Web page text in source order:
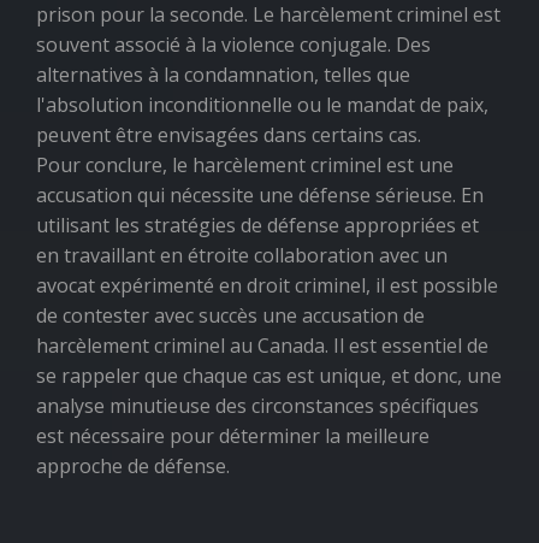
prison pour la seconde. Le harcèlement criminel est
souvent associé à la violence conjugale. Des
alternatives à la condamnation, telles que
l'absolution inconditionnelle ou le mandat de paix,
peuvent être envisagées dans certains cas.
Pour conclure, le harcèlement criminel est une
accusation qui nécessite une défense sérieuse. En
utilisant les stratégies de défense appropriées et
en travaillant en étroite collaboration avec un
avocat expérimenté en droit criminel, il est possible
de contester avec succès une accusation de
harcèlement criminel au Canada. Il est essentiel de
se rappeler que chaque cas est unique, et donc, une
analyse minutieuse des circonstances spécifiques
est nécessaire pour déterminer la meilleure
approche de défense.